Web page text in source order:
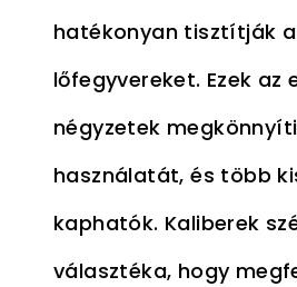
hatékonyan tisztítják a
lőfegyvereket. Ezek az
négyzetek
használatát, és több
kaphatók. Kaliberek
választéka, hogy